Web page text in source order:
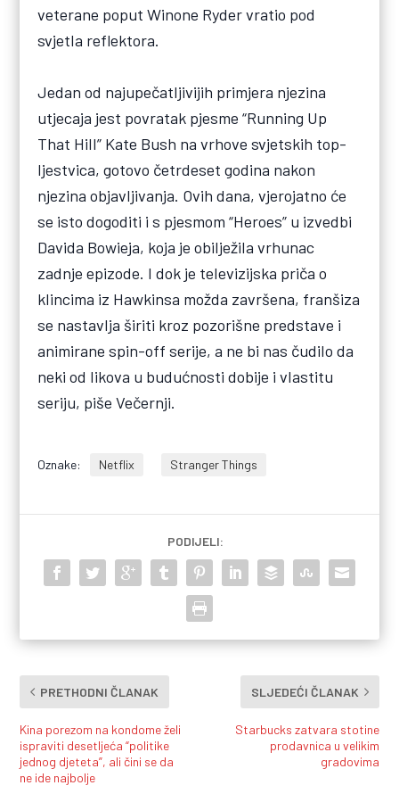
veterane poput Winone Ryder vratio pod
svjetla reflektora.
Jedan od najupečatljivijih primjera njezina
utjecaja jest povratak pjesme “Running Up
That Hill” Kate Bush na vrhove svjetskih top-
ljestvica, gotovo četrdeset godina nakon
njezina objavljivanja. Ovih dana, vjerojatno će
se isto dogoditi i s pjesmom “Heroes” u izvedbi
Davida Bowieja, koja je obilježila vrhunac
zadnje epizode. I dok je televizijska priča o
klincima iz Hawkinsa možda završena, franšiza
se nastavlja širiti kroz pozorišne predstave i
animirane spin-off serije, a ne bi nas čudilo da
neki od likova u budućnosti dobije i vlastitu
seriju, piše Večernji.
Oznake: Netflix Stranger Things
PODIJELI:
PRETHODNI ČLANAK
Kina porezom na kondome želi
ispraviti desetljeća “politike
jednog djeteta”, ali čini se da
ne ide najbolje
SLJEDEĆI ČLANAK
Starbucks zatvara stotine
prodavnica u velikim
gradovima